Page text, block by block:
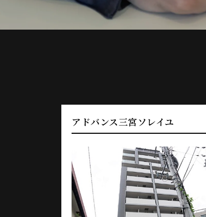
アドバンス三宮ソレイユ